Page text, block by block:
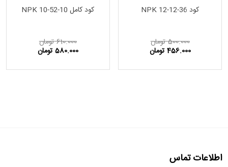
کود NPK 12-12-36
500.000تومان
456.000 تومان
کود کامل NPK 10-52-10
610.000تومان
580.000 تومان
اطلاعات تماس